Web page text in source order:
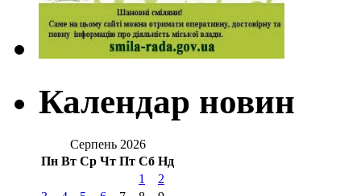
Календар новин
Серпень 2026
Пн Вт Ср Чт Пт Сб Нд
1
2